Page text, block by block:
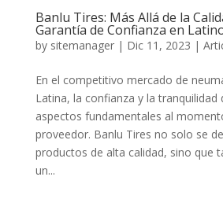
Banlu Tires: Más Allá de la
Garantía de Confianza en
by sitemanager| Dic 11, 2023 |
En el competitivo mercado de
Latina, la confianza y la tranquilidad
aspectos fundamentales al
proveedor. Banlu Tires no solo se
productos de alta calidad, sino que
un...